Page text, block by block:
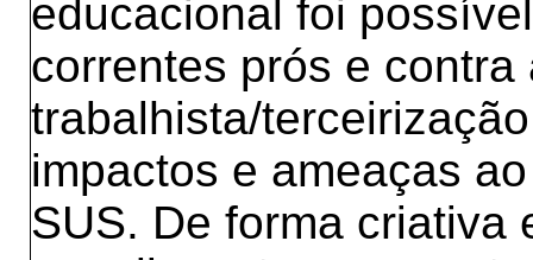
educacional foi
correntes prós e contra
trabalhista/
impactos e ameaças
SUS. De forma criativa